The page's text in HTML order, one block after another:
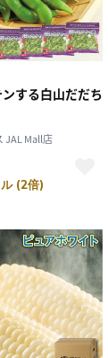
する白山だだち
JAL Mall店
(2倍)